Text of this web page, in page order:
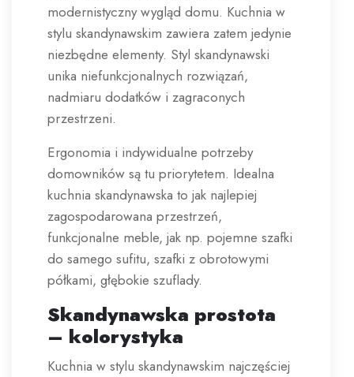
modernistyczny wygląd domu. Kuchnia w
stylu skandynawskim zawiera zatem jedynie
niezbędne elementy. Styl skandynawski
unika niefunkcjonalnych rozwiązań,
nadmiaru dodatków i zagraconych
przestrzeni.
Ergonomia i indywidualne potrzeby
domowników są tu priorytetem. Idealna
kuchnia skandynawska to jak najlepiej
zagospodarowana przestrzeń,
funkcjonalne meble, jak np. pojemne szafki
do samego sufitu, szafki z obrotowymi
półkami, głębokie szuflady.
Skandynawska prostota
– kolorystyka
Kuchnia w stylu skandynawskim najczęściej